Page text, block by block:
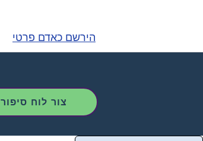
הירשם כאדם פרטי
צור לוח סיפור